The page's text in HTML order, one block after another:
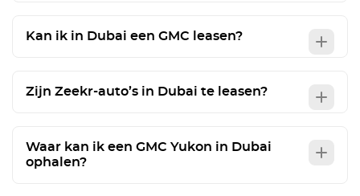
Kan ik in Dubai een GMC leasen?
Zijn Zeekr-auto’s in Dubai te leasen?
Waar kan ik een GMC Yukon in Dubai
ophalen?